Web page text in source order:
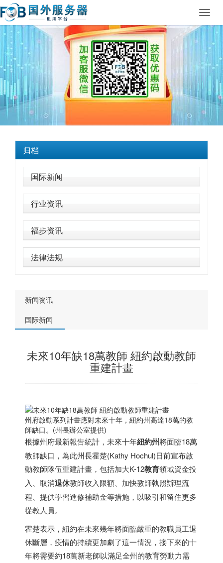
归档
国际新闻
行业资讯
福步资讯
法律法规
新闻资讯
国际新闻
未來10年缺18萬教師 紐約啟動教師
重建計畫
州府啟動系列計畫應對未來十年，紐約州高達18萬的教
師缺口。(州長辦公室提供)
根據州府最新報告統計，未來十年紐約州將面臨18萬
教師缺口，為此州長霍楚(Kathy Hochul)日前宣布啟
動教師隊伍重建計畫，包括加大K-12教育領域資金投
入、取消退休教師收入限額、加快教師執照辦理流
程、提供學習進修補助金等措施，以吸引和留住更多
從教人員。
霍楚表示，紐約在未來幾年將面臨嚴重的教職員工退
休斷層，疫情的持續更加劇了這一情況，接下來的十
年將需要約18萬新老師以滿足全州的教育勞動力需